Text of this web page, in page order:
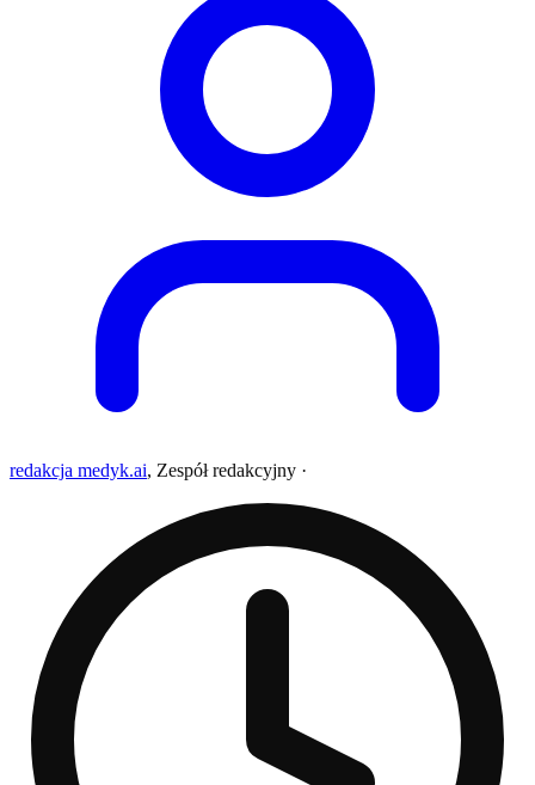
redakcja medyk.ai, Zespół redakcyjny ·